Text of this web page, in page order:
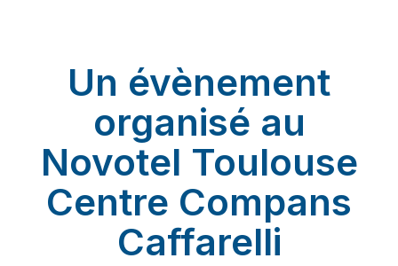
Un évènement
organisé au
Novotel Toulouse
Centre Compans
Caffarelli